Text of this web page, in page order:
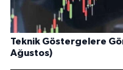
Teknik Göstergelere
Ağustos)